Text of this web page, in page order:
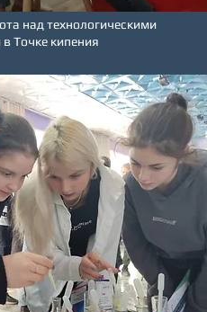
над технологическими
Точке кипения